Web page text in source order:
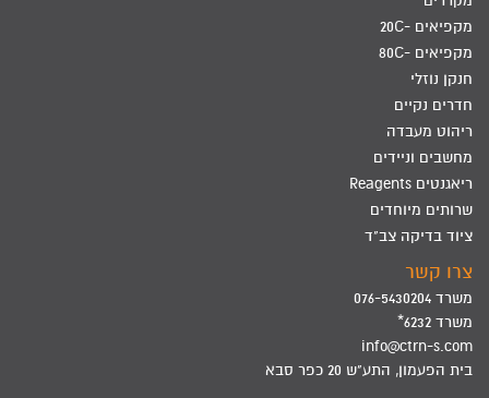
מקפיאים -20C
מקפיאים -80C
חנקן נוזלי
חדרים נקיים
ריהוט מעבדה
מחשבים וניידים
ריאגנטים Reagents
שרותים מיוחדים
ציוד בדיקה צב"ד
צרו קשר
משרד 076-5430204
משרד 6232*
info@ctrn-s.com
בית הפעמון, התע"ש 20 כפר סבא